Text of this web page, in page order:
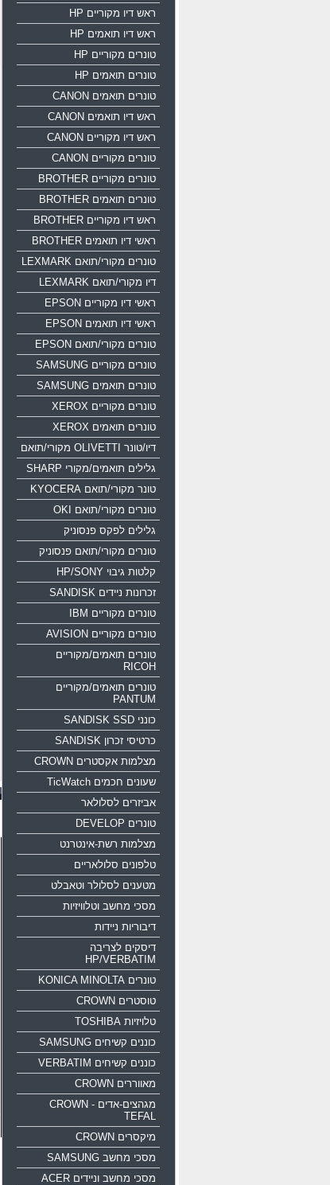
ראש דיו מקוריים HP
ראש דיו תואמים HP
טונרים מקוריים HP
טונרים תואמים HP
טונרים תואמים CANON
ראש דיו תואמים CANON
ראש דיו מקוריים CANON
טונרים מקוריים CANON
טונרים מקוריים BROTHER
טונרים תואמים BROTHER
ראש דיו מקוריים BROTHER
ראשי דיו תואמים BROTHER
טונרים מקורי/תואם LEXMARK
דיו מקורי/תואם LEXMARK
ראשי דיו מקוריים EPSON
ראשי דיו תואמים EPSON
טונרים מקורי/תואם EPSON
טונרים מקוריים SAMSUNG
טונרים תואמים SAMSUNG
טונרים מקוריים XEROX
טונרים תואמים XEROX
דיו/טונר OLIVETTI מקורי/תואם
גלילים תואמים/מקורי SHARP
טונר מקורי/תואם KYOCERA
טונרים מקורי/תואם OKI
גלילים לפקס פנסוניק
טונרים מקורי/תואם פנסוניק
קלטות גיבוי HP/SONY
זכרונות ניידים SANDISK
טונרים מקוריים IBM
טונרים מקוריים AVISION
טונרים תואמים/מקוריים
RICOH
טונרים תואמים/מקוריים
PANTUM
כונני SANDISK SSD
כרטיסי זכרון SANDISK
מצלמות אקסטרים CROWN
שעונים חכמים TicWatch
אביזרים לסלולאר
טונרים DEVELOP
מצלמות רשת-אינטרנט
טלפונים סלולאריים
מטענים לסלולר וטאבלט
מסכי מחשב וטלוויזיות
דיבוריות ניידות
דיסקים לצריבה
HP/VERBATIM
טונרים KONICA MINOLTA
טוסטרים CROWN
טלויזיות TOSHIBA
כוננים קשיחים SAMSUNG
כוננים קשיחים VERBATIM
מאווררים CROWN
מגהצים-אדים CROWN -
TEFAL
מיקסרים CROWN
מסכי מחשב SAMSUNG
מסכי מחשב וניידים ACER